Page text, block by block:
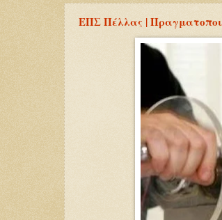
ΕΠΣ Πέλλας |